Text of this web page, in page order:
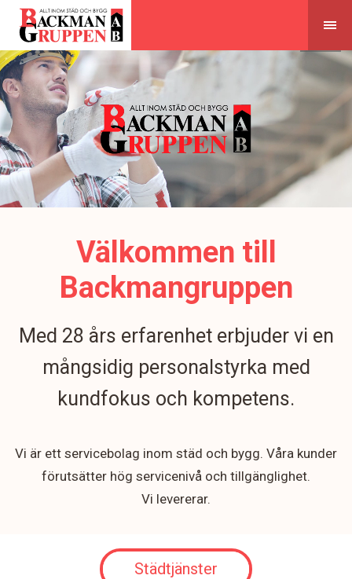
Skip
content
Välkommen till
Backmangruppen
Med 28 års erfarenhet erbjuder vi en
mångsidig personalstyrka med
kundfokus och kompetens.
Vi är ett servicebolag inom städ och bygg. Våra kunder
förutsätter hög servicenivå och tillgänglighet.
Vi levererar.
Städtjänster